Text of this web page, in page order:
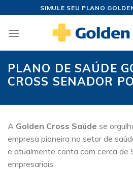
content
SIMULE SEU PLANO
PLANO DE SAÚDE
CROSS SENADOR
A Golden Cross Saúde se
empresa pioneira no setor de
e atualmente conta com cerca de
empresariais.